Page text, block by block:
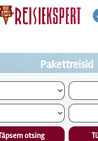
Pakettreisid
otsing